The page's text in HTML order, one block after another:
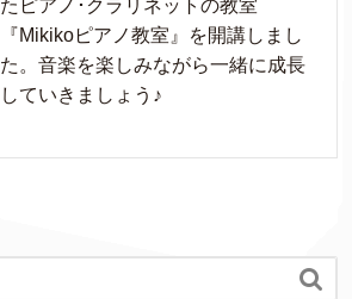
たピアノ･クラリネットの教室
『Mikikoピアノ教室』を開講しまし
た。音楽を楽しみながら一緒に成長
していきましょう♪
